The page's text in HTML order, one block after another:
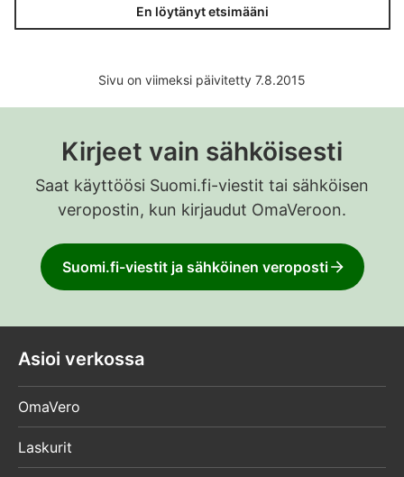
En löytänyt etsimääni
Sivu on viimeksi päivitetty 7.8.2015
Kirjeet vain sähköisesti
Saat käyttöösi Suomi.fi-viestit tai sähköisen
veropostin, kun kirjaudut OmaVeroon.
Suomi.fi-viestit ja sähköinen veroposti
Asioi verkossa
OmaVero
Laskurit